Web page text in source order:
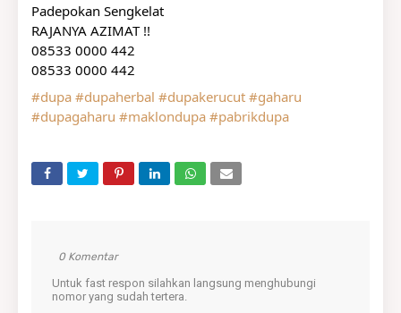
Padepokan Sengkelat
RAJANYA AZIMAT !!
08533 0000 442
08533 0000 442
#dupa #dupaherbal #dupakerucut #gaharu
#dupagaharu #maklondupa #pabrikdupa
0 Komentar
Untuk fast respon silahkan langsung menghubungi
nomor yang sudah tertera.